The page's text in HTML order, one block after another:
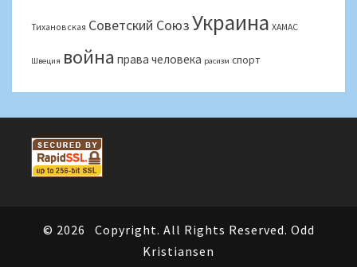
Тихановская Советский СоюзУкраина ХАМАС
Швеция война права человека расизм спорт
© 2026
Copyright. All Rights Reserved. Odd
Kristiansen